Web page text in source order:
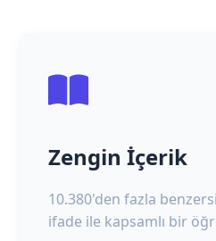
Zengin İçerik
10.380'den fazla
ifade ile kapsamlı bir